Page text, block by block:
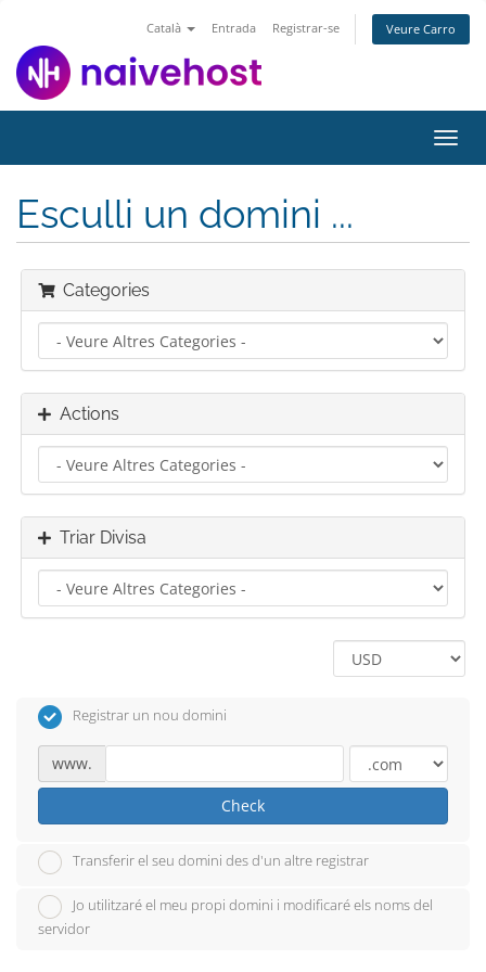
Català Entrada Registrar-se Veure Carro
Esculli un domini ...
Categories
Actions
Triar Divisa
Registrar un nou domini
www.
Check
Transferir el seu domini des d'un altre registrar
Jo utilitzaré el meu propi domini i modificaré els noms del
servidor